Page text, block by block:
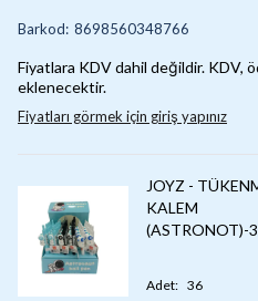
Barkod: 8698560348766
Fiyatlara KDV dahil değildir. KDV,
eklenecektir.
Fiyatları görmek için giriş yapınız
JOYZ -
KALEM
(ASTRONOT)-
Adet: 36